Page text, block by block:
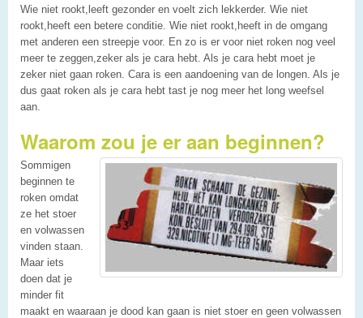
Wie niet rookt,leeft gezonder en voelt zich lekkerder. Wie niet
rookt,heeft een betere conditie. Wie niet rookt,heeft in de omgang
met anderen een streepje voor. En zo is er voor niet roken nog veel
meer te zeggen,zeker als je cara hebt. Als je cara hebt moet je
zeker niet gaan roken. Cara is een aandoening van de longen. Als je
dus gaat roken als je cara hebt tast je nog meer het long weefsel
aan.
Waarom zou je er aan beginnen?
Sommigen
beginnen te
roken omdat
ze het stoer
en volwassen
vinden staan.
Maar iets
doen dat je
minder fit
maakt en waaraan je dood kan gaan is niet stoer en geen volwassen